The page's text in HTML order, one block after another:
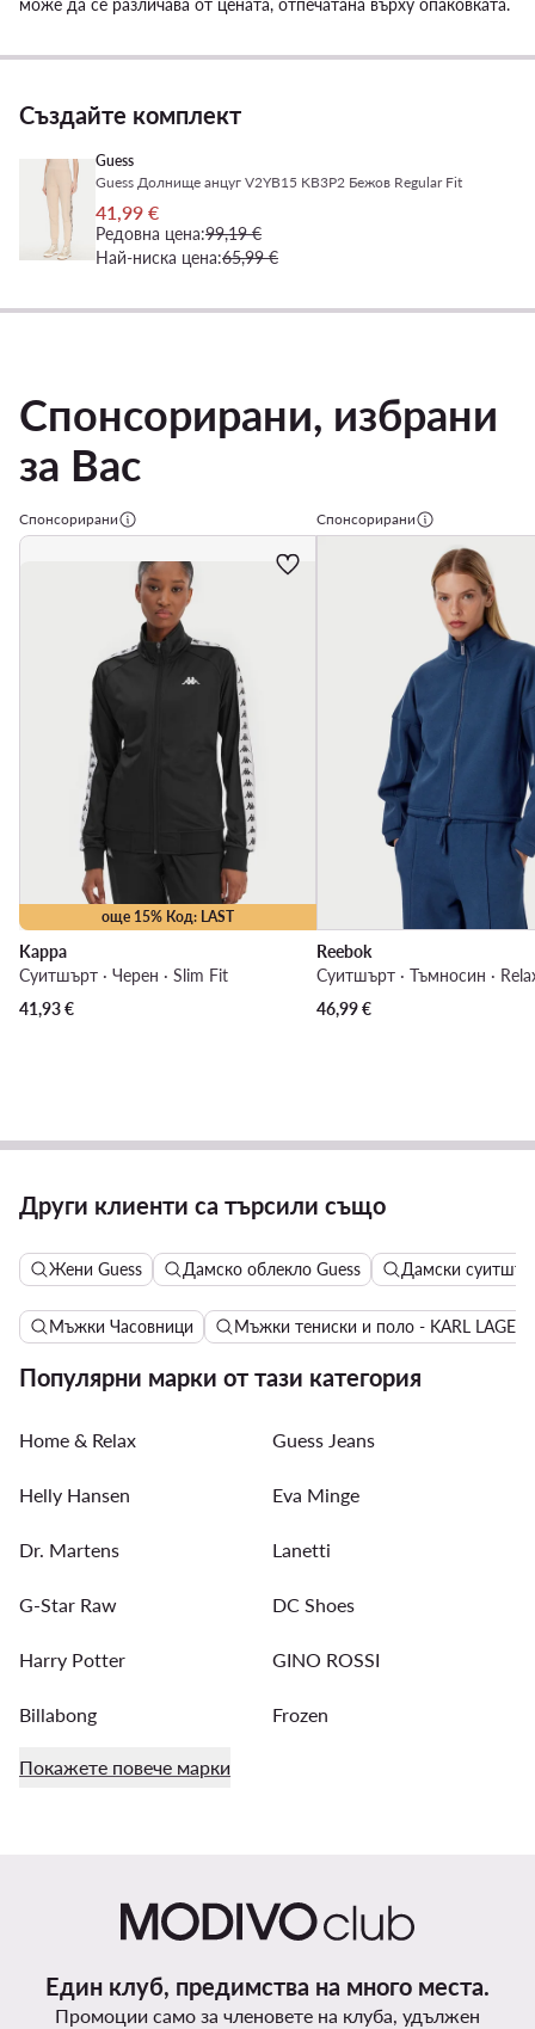
Създайте комплект
Guess
Guess Долнище анцуг V2YB15 KB3P2 Бежов Regular Fit
41,99 €
Редовна цена:99,19 €
Най-ниска цена:65,99 €
Спонсорирани, избрани
за Вас
Спонсорирани
още 15% Код: LAST
Kappa
Суитшърт · Черен · Slim Fit
41,93€
Спонсорирани
Reebok
Суитшърт · Тъмносин ·
46,99€
Други клиенти са търсили също
Жени Guess Дамско облекло Guess Дамски
Мъжки Часовници Мъжки тениски и поло - KARL
Популярни марки от тази категория
Home & Relax Guess Jeans
Helly Hansen Eva Minge
Dr. Martens Lanetti
G-Star Raw DC Shoes
Harry Potter GINO ROSSI
Billabong Frozen
Покажете повече марки
Един клуб, предимства на много места.
Промоции само за членовете на клуба, удължен